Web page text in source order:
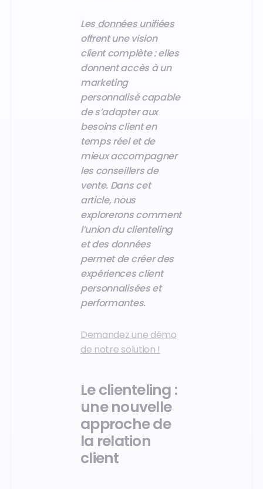
Les données unifiées
offrent une vision
client complète : elles
donnent accès à un
marketing
personnalisé capable
de s’adapter aux
besoins client en
temps réel et de
mieux accompagner
les conseillers de
vente. Dans cet
article, nous
explorerons comment
l’union du clienteling
et des données
permet de créer des
expériences client
personnalisées et
performantes.
Demandez une démo
de notre solution !
Le clienteling :
une nouvelle
approche de
la relation
client